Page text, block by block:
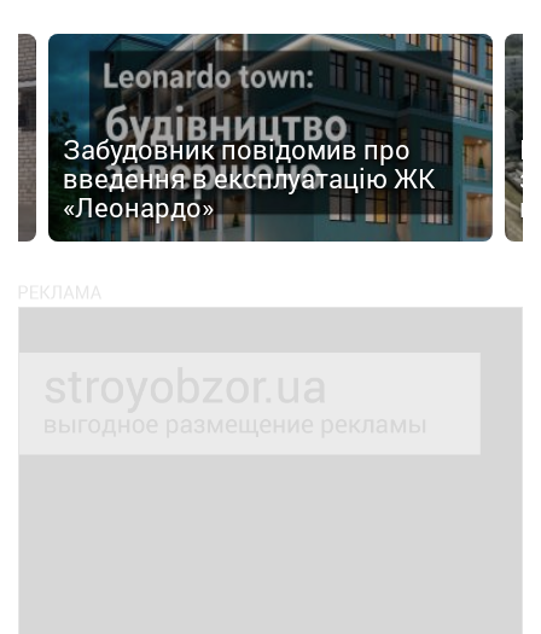
Забудовник повідомив про
введення в експлуатацію ЖК
«Леонардо»